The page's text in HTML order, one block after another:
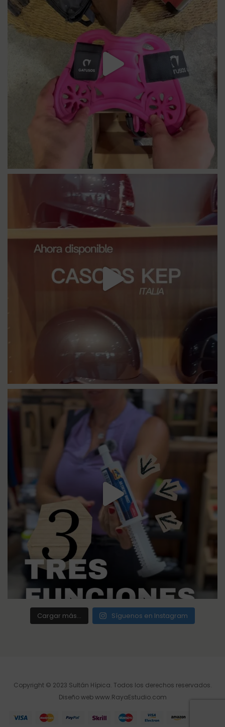
Cargar más... Síguenos en Instagram
Copyright © 2023 Sultán Hípica. Todos los derechos reservados.
Diseño webwww.RayaEstudio.com